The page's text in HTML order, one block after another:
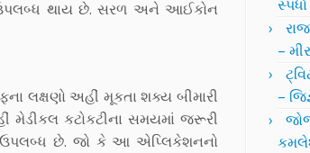
ઉપલબ્ધ થાય છે. સરળ અને આઈકોન
લક્ષણો અહીં મૂકતા શક્ય બીમારી
કટોકટીના સમયમાં જરૂરી
ઉપલબ્ધ છે. જો કે આ એપ્લિકેશનનો
–
–